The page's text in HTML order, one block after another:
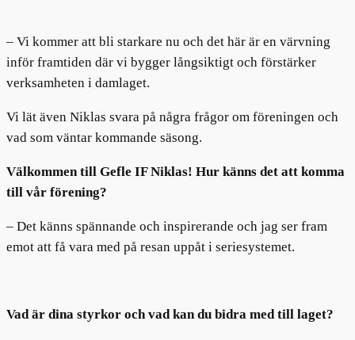
– Vi kommer att bli starkare nu och det här är en värvning
inför framtiden där vi bygger långsiktigt och förstärker
verksamheten i damlaget.
Vi lät även Niklas svara på några frågor om föreningen och
vad som väntar kommande säsong.
Välkommen till Gefle IF Niklas! Hur känns det att komma
till vår förening?
– Det känns spännande och inspirerande och jag ser fram
emot att få vara med på resan uppåt i seriesystemet.
Vad är dina styrkor och vad kan du bidra med till laget?